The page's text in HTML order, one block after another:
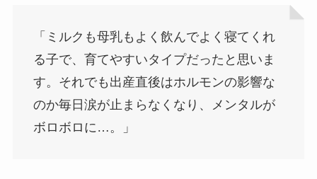
「ミルクも母乳もよく飲んでよく寝てくれ
る子で、育てやすいタイプだったと思いま
す。それでも出産直後はホルモンの影響な
のか毎日涙が止まらなくなり、メンタルが
ボロボロに…。」